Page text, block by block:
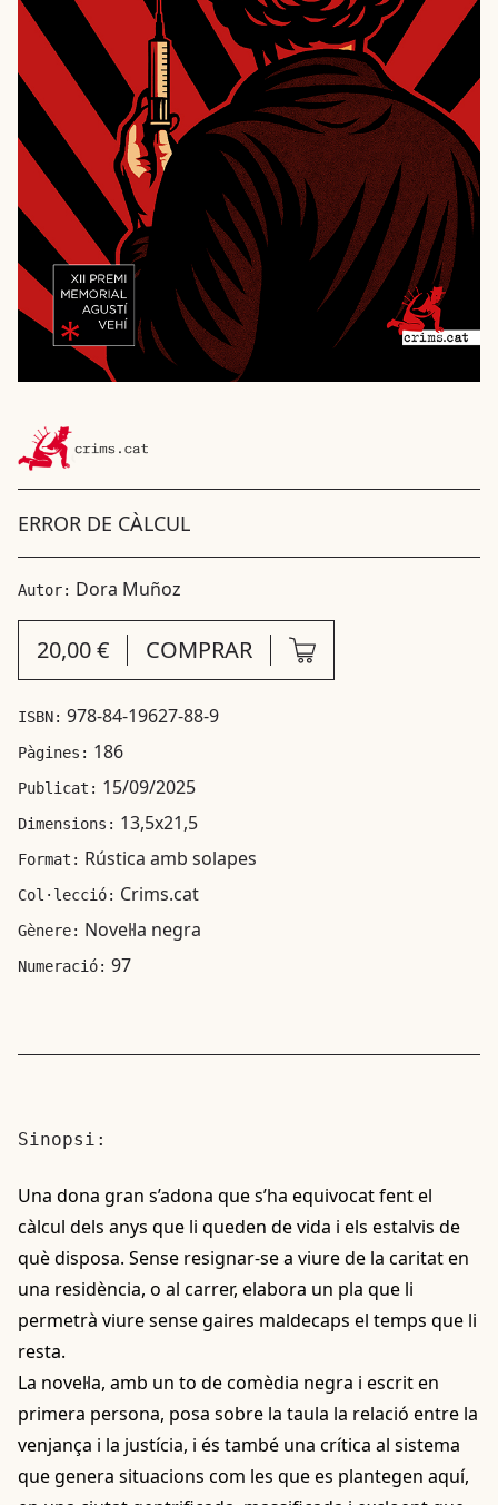
ERROR DE CÀLCUL
Autor: Dora Muñoz
20,00 € COMPRAR
ISBN: 978-84-19627-88-9
Pàgines: 186
Publicat: 15/09/2025
Dimensions: 13,5x21,5
Format: Rústica amb solapes
Col·lecció: Crims.cat
Gènere: Novel·la negra
Numeració: 97
Sinopsi:
Una dona gran s’adona que s’ha equivocat fent el
càlcul dels anys que li queden de vida i els estalvis de
què disposa. Sense resignar-se a viure de la caritat en
una residència, o al carrer, elabora un pla que li
permetrà viure sense gaires maldecaps el temps que li
resta.
La novel·la, amb un to de comèdia negra i escrit en
primera persona, posa sobre la taula la relació entre la
venjança i la justícia, i és també una crítica al sistema
que genera situacions com les que es plantegen aquí,